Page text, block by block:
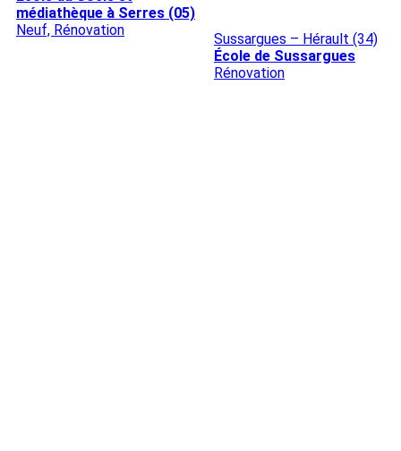
médiathèque à Serres (05)
Neuf, Rénovation
Sussargues – Hérault (34)
École de Sussargues
Rénovation